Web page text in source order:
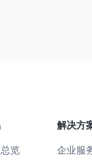
览
解决方
企业服